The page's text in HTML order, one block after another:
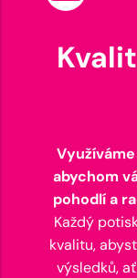
abychom
pohodlí a
Každý
kvalitu,
výsledků,